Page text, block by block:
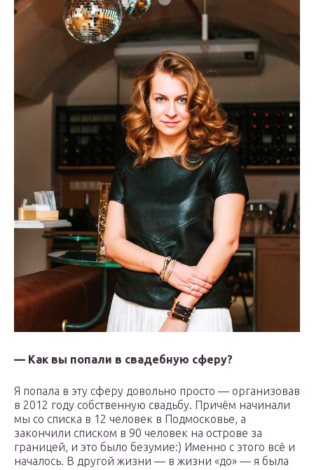
— Как вы попали в свадебную сферу?
Я попала в эту сферу довольно просто — организовав
в 2012 году собственную свадьбу. Причём начинали
мы со списка в 12 человек в Подмосковье, а
закончили списком в 90 человек на острове за
границей, и это было безумие:) Именно с этого всё и
началось. В другой жизни — в жизни «до» — я была